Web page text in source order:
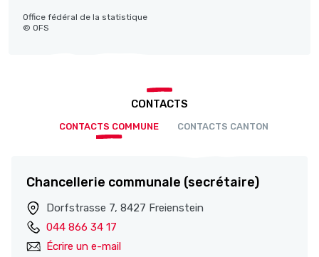
Office fédéral de la statistique
© OFS
CONTACTS
CONTACTS COMMUNE CONTACTS CANTON
Chancellerie communale (secrétaire)
Dorfstrasse 7, 8427 Freienstein
044 866 34 17
Écrire un e-mail